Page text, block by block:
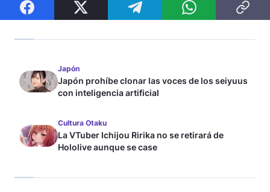
Japón
Japón prohíbe clonar las voces de los seiyuus
con inteligencia artificial
Cultura Otaku
La VTuber Ichijou Ririka no se retirará de
Hololive aunque se case